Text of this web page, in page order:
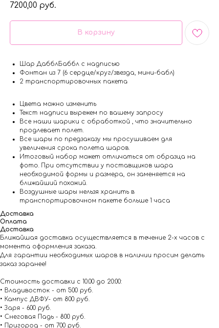
7200,00 руб.
В корзину
Шар ДабблБаббл с надписью
Фонтан из 7 (6 сердце/круг/звезда, мини-бабл)
2 транспортировочных пакета
Цвета можно изменить
Текст надписи вырежем по вашему запросу
Все наши шарики с обработкой , что значительно
продлевает полет.
Все шары по предзаказу мы просушиваем для
увеличения срока полета шаров.
Итоговый набор может отличаться от образца на
фото. При отсутствии у поставщиков шара
необходимой формы и размера, он заменяется на
ближайший похожий.
Воздушные шары нельзя хранить в
транспортировочном пакете больше 1 часа
Доставка
Оплата
Доставка
Ближайшая доставка осуществляется в течение 2-х часов с
момента оформления заказа.
Для гарантии необходимых шаров в наличии просим делать
заказ заранее!
Стоимость доставки с 10.00 до 20:00:
• Владивосток - от 500 руб.
• Кампус ДВФУ- от 800 руб.
• Заря - 600 руб.
• Снеговая Падь - 800 руб.
• Пригород - от 700 руб.